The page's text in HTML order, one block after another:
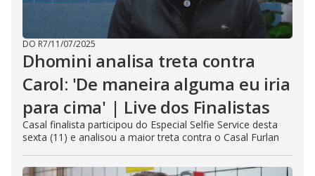
DO R7/11/07/2025
Dhomini analisa treta contra
Carol: 'De maneira alguma eu iria
para cima' | Live dos Finalistas
Casal finalista participou do Especial Selfie Service desta
sexta (11) e analisou a maior treta contra o Casal Furlan